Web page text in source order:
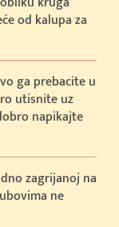
od kalupa za
ga prebacite u
utisnite uz
napikajte
zagrijanoj na
ne